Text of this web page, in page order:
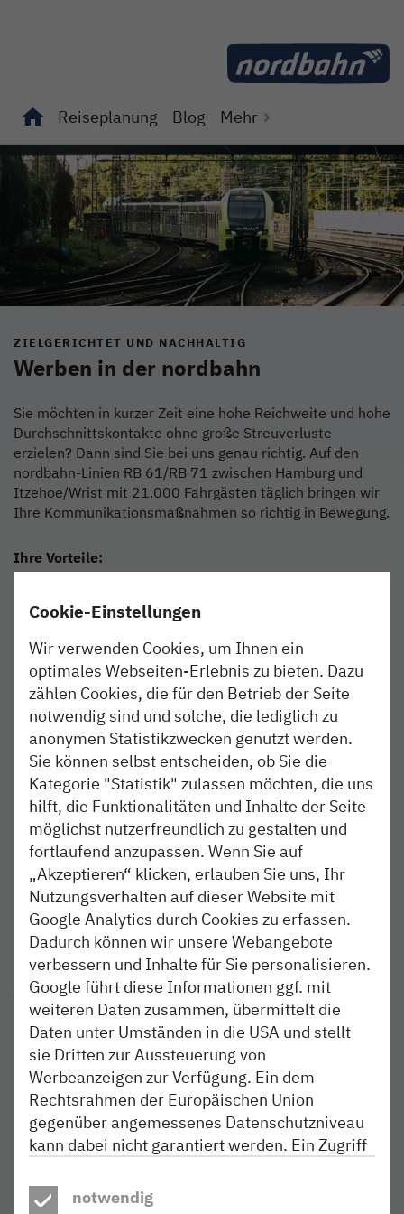
Reiseplanung
Unterseiten von "Reiseplanung" anzeigen
Blog
Unterseiten von "Blog" anzeigen
Mehr
ZIELGERICHTET UND NACHHALTIG
Werben in der nordbahn
Sie möchten in kurzer Zeit eine hohe Reichweite und hohe
Durchschnittskontakte ohne große Streuverluste
erzielen? Dann sind Sie bei uns genau richtig. Auf den
nordbahn-Linien RB 61/RB 71 zwischen Hamburg und
Itzehoe/Wrist mit 21.000 Fahrgästen täglich bringen wir
Ihre Kommunikationsmaßnahmen so richtig in Bewegung.
Ihre Vorteile:
Heimvorteil: geringe Streuverluste durch regionale
Im Fokus: aufmerksamkeitsstarke Platzierung der
Wechselrahmen im Fahrgastbereich
Kontaktqualität: Unsere Fahrgäste verweilen
durchschnittlich 20 Minuten an Bord und haben
somit Zeit sich mit Ihrer Werbung
auseinanderzusetzen
Nachhaltigkeit: durch hohe Durchschnittskontakte
Flexibilität: kurzfristige Buchungen und
Motivwechsel möglich
Effizienz: Bahnwerbung ist günstiger als man denkt
Werbemöglichkeiten:
Plakate
Flyer
Promotions
Cookie-Einstellungen
Wir verwenden Cookies, um Ihnen ein
optimales Webseiten-Erlebnis zu bieten. Dazu
zählen Cookies, die für den Betrieb der Seite
notwendig sind und solche, die lediglich zu
anonymen Statistikzwecken genutzt werden.
Sie können selbst entscheiden, ob Sie die
Kategorie "Statistik" zulassen möchten, die uns
hilft, die Funktionalitäten und Inhalte der Seite
möglichst nutzerfreundlich zu gestalten und
fortlaufend anzupassen. Wenn Sie auf
„Akzeptieren“ klicken, erlauben Sie uns, Ihr
Nutzungsverhalten auf dieser Website mit
Google Analytics durch Cookies zu erfassen.
Dadurch können wir unsere Webangebote
verbessern und Inhalte für Sie personalisieren.
Google führt diese Informationen ggf. mit
weiteren Daten zusammen, übermittelt die
Daten unter Umständen in die USA und stellt
sie Dritten zur Aussteuerung von
Werbeanzeigen zur Verfügung. Ein dem
Rechtsrahmen der Europäischen Union
gegenüber angemessenes Datenschutzniveau
kann dabei nicht garantiert werden. Ein Zugriff
ausgeschlossen werden. Weitere
notwendig